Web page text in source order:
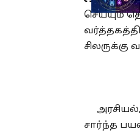
செய்யும்
சார்ந்த